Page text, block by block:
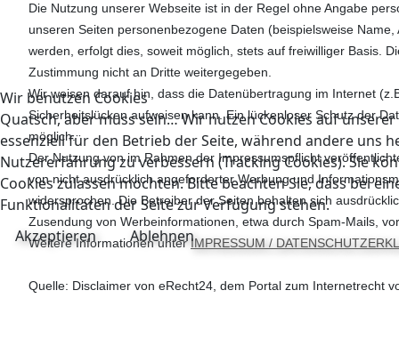
Die Nutzung unserer Webseite ist in der Regel ohne Angabe
unseren Seiten personenbezogene Daten (beispielsweise
werden, erfolgt dies, soweit möglich, stets auf freiwilliger Basis.
Zustimmung nicht an Dritte weitergegeben.
Wir weisen darauf hin, dass die Datenübertragung im Internet
Sicherheitslücken aufweisen kann. Ein lückenloser Schutz der
möglich.
Der Nutzung von im Rahmen der Impressumspflicht
von nicht ausdrücklich angeforderter Werbung und
widersprochen. Die Betreiber der Seiten behalten sich
Zusendung von Werbeinformationen, etwa durch Spam-Mails,
Weitere Informationen unter IMPRESSUM /
Quelle: Disclaimer von eRecht24, dem Portal zum Internetrecht
Wir benutzen Cookies
Quatsch, aber muss sein… Wir nutzen Cookies auf
essenziell für den Betrieb der Seite, während andere uns
Nutzererfahrung zu verbessern (Tracking Cookies). Sie
Cookies zulassen möchten. Bitte beachten Sie, dass bei
Funktionalitäten der Seite zur Verfügung stehen.
Akzeptieren
Ablehnen